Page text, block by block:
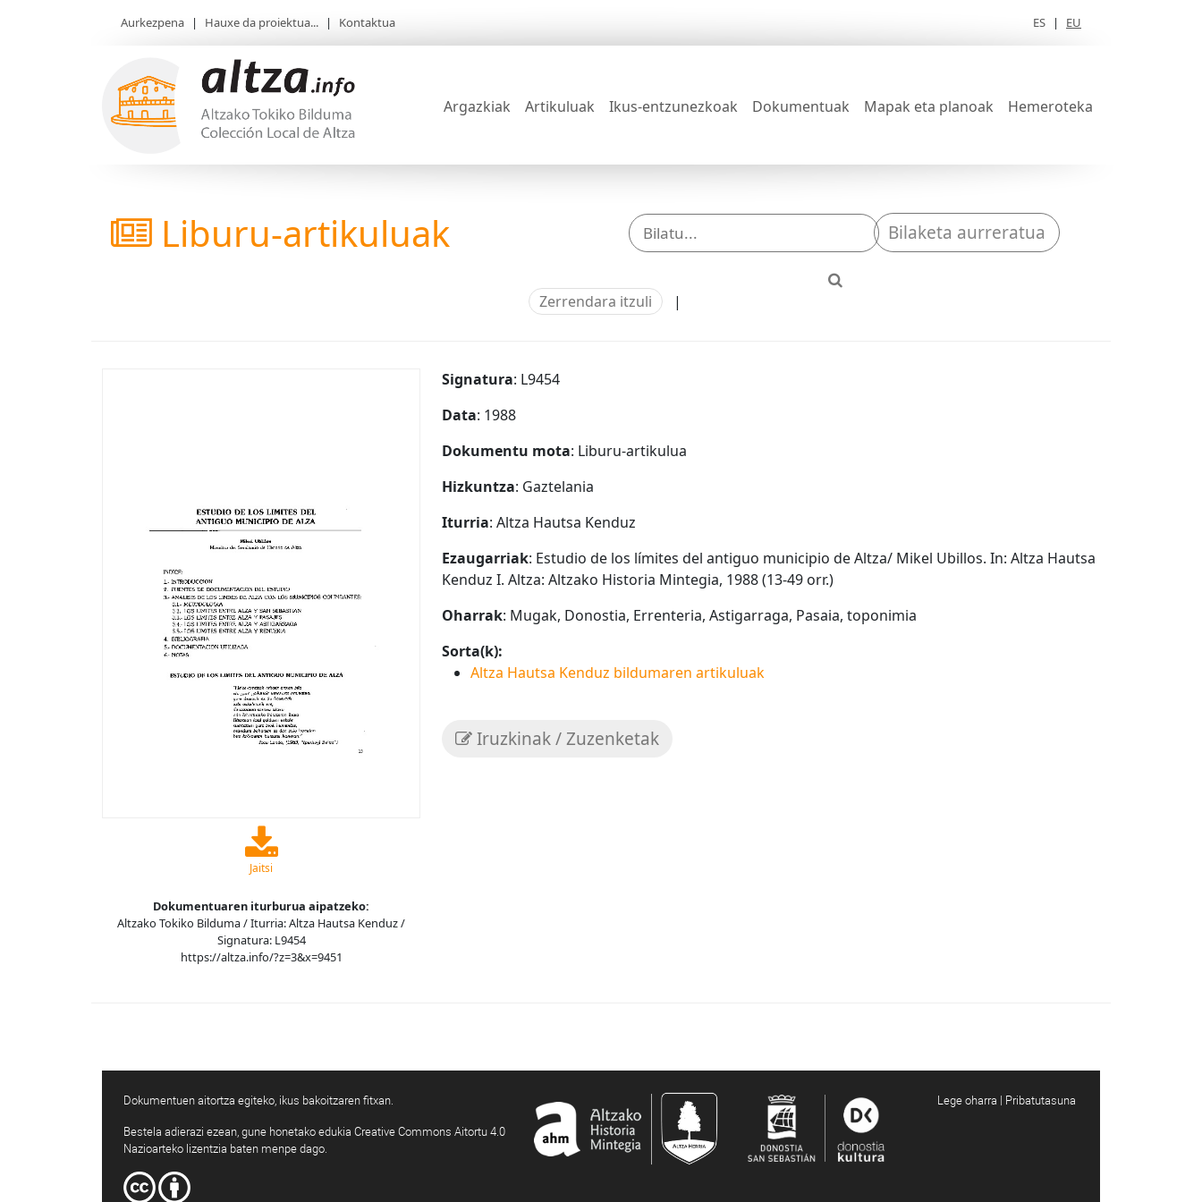
Aurkezpena | Hauxe da proiektua... | Kontaktua ES | EU
Argazkiak Artikuluak Ikus-entzunezkoak Dokumentuak Mapak eta planoak Hemeroteka
Liburu-artikuluak Bilaketa aurreratua
Zerrendara itzuli |
Jaitsi
Dokumentuaren iturburua aipatzeko:
Altzako Tokiko Bilduma / Iturria: Altza Hautsa Kenduz /
Signatura: L9454
https://altza.info/?z=3&x=9451
Signatura: L9454
Data: 1988
Dokumentu mota: Liburu-artikulua
Hizkuntza: Gaztelania
Iturria: Altza Hautsa Kenduz
Ezaugarriak: Estudio de los límites del antiguo municipio de Altza/ Mikel Ubillos. In: Altza Hautsa
Kenduz I. Altza: Altzako Historia Mintegia, 1988 (13-49 orr.)
Oharrak: Mugak, Donostia, Errenteria, Astigarraga, Pasaia, toponimia
Sorta(k):
Altza Hautsa Kenduz bildumaren artikuluak
Iruzkinak / Zuzenketak
Dokumentuen aitortza egiteko, ikus bakoitzaren fitxan.
Bestela adierazi ezean, gune honetako edukia Creative Commons Aitortu 4.0
Nazioarteko lizentzia baten menpe dago.
Lege oharra | Pribatutasuna